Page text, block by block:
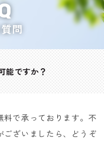
問
能ですか？
料で承っております。不
ざいましたら、どうぞ